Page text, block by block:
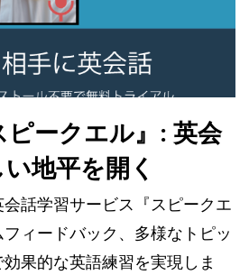
ークエル』: 英会
地平を開く
話学習サービス『スピークエ
ィードバック、多様なトピッ
果的な英語練習を実現しま